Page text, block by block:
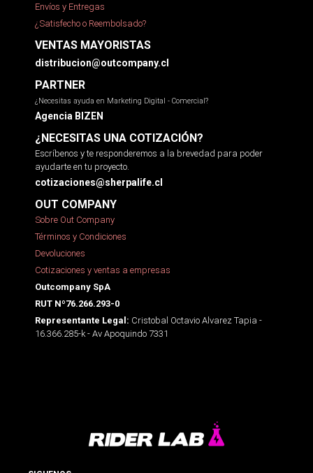
Envíos y Entregas
¿Satisfecho o Reembolsado?
VENTAS MAYORISTAS
distribucion@outcompany.cl
PARTNER
¿Necesitas ayuda en Marketing Digital - Comercial?
Agencia BIZEN
¿NECESITAS UNA COTIZACIÓN?
Escríbenos y te responderemos a la brevedad para poder
ayudarte en tu proyecto.
cotizaciones@sherpalife.cl
OUT COMPANY
Sobre Out Company
Términos y Condiciones
Devoluciones
Cotizaciones y ventas a empresas
Outcompany SpA
RUT Nº76.266.293-0
Representante Legal: Cristobal Octavio Alvarez Tapia -
16.366.285-k - Av Apoquindo 7331